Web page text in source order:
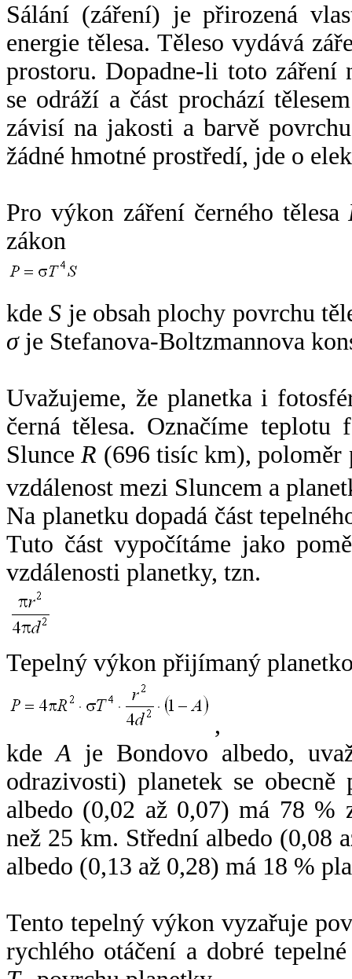
Sálání (záření) je přirozená
energie tělesa. Těleso vydává
prostoru. Dopadne-li toto záření
se odráží a část prochází
závisí na jakosti a barvě
žádné hmotné prostředí, jde o
Pro výkon záření černého tělesa
zákon
kdeS je obsah plochy povrchu
σje Stefanova-Boltzmannova
Uvažujeme, že planetka i
černá tělesa. Označíme
SlunceR (696 tisíc km),
vzdálenost mezi Sluncem a
Na planetku dopadá část
Tuto část vypočítáme jako
vzdálenosti planetky, tzn.
Tepelný výkon přijímaný
,
kdeA je Bondovo albedo,
odrazivosti) planetek se
albedo (0,02 až 0,07) má 78 %
než 25 km. Střední albedo (0,08
albedo (0,13 až 0,28) má 18 %
Tento tepelný výkon vyzařuje
rychlého otáčení a dobré